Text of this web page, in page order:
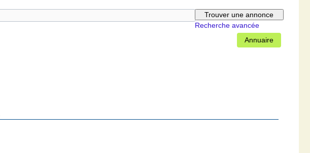
Recherche avancée
Annuaire